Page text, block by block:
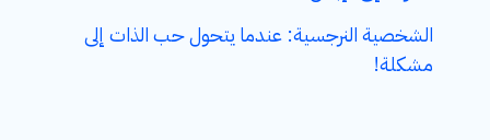
الشخصية النرجسية: عندما يتحول حب الذات إلى
مشكلة!